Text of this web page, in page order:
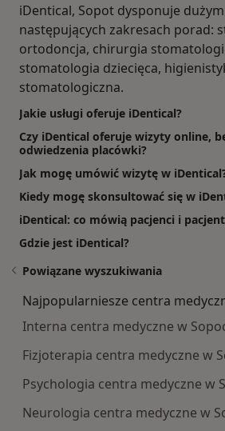
iDentical, Sopot dysponuje dużym
następujących zakresach porad:
ortodoncja, chirurgia
stomatologia dziecięca,
stomatologiczna.
Jakie usługi oferuje iDentical?
Czy iDentical oferuje wizyty online,
odwiedzenia placówki?
Jak mogę umówić wizytę w
Kiedy mogę skonsultować się w
iDentical: co mówią pacjenci i
Gdzie jest iDentical?
Powiązane wyszukiwania
Najpopularniesze centra
Interna centra medyczne w
Fizjoterapia centra medyczne w
Psychologia centra medyczne w
Neurologia centra medyczne w